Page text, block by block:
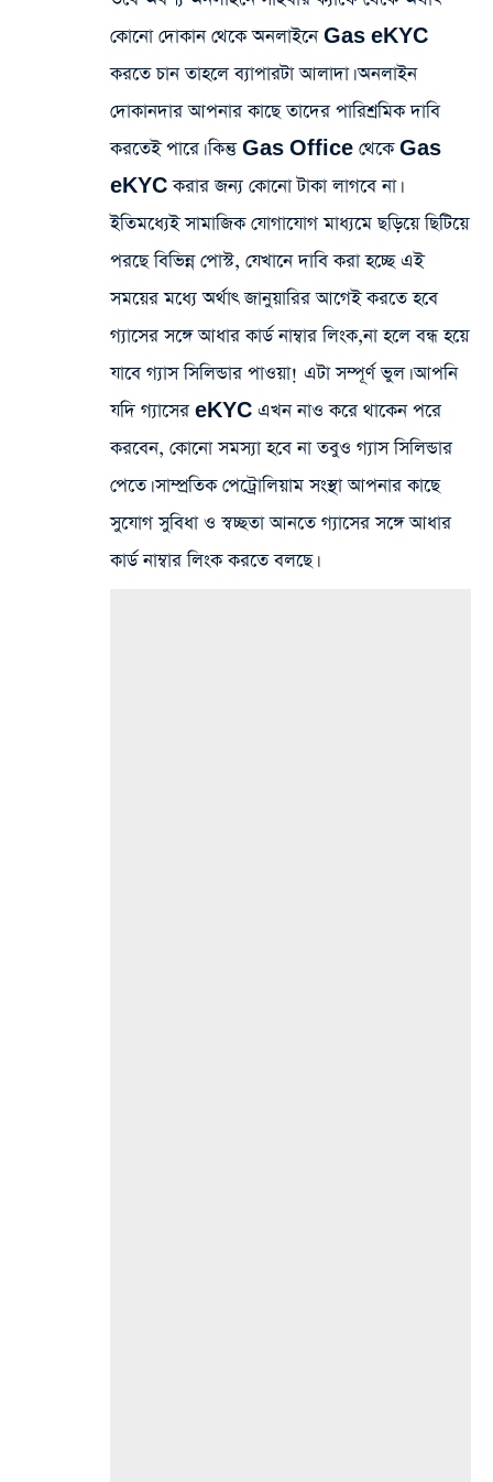
কোনো দোকান থেকে অনলাইনে Gas eKYC
করতে চান তাহলে ব্যাপারটা আলাদা। অনলাইন
দোকানদার আপনার কাছে তাদের পারিশ্রমিক দাবি
করতেই পারে। কিন্তু Gas Office থেকে Gas
eKYC করার জন্য কোনো টাকা লাগবে না।
ইতিমধ্যেই সামাজিক যোগাযোগ মাধ্যমে ছড়িয়ে ছিটিয়ে
পরছে বিভিন্ন পোস্ট, যেখানে দাবি করা হচ্ছে এই
সময়ের মধ্যে অর্থাৎ জানুয়ারির আগেই করতে হবে
গ্যাসের সঙ্গে আধার কার্ড নাম্বার লিংক,না হলে বন্ধ হয়ে
যাবে গ্যাস সিলিন্ডার পাওয়া! এটা সম্পূর্ণ ভুল। আপনি
যদি গ্যাসের eKYC এখন নাও করে থাকেন পরে
করবেন, কোনো সমস্যা হবে না তবুও গ্যাস সিলিন্ডার
পেতে। সাম্প্রতিক পেট্রোলিয়াম সংস্থা আপনার কাছে
সুযোগ সুবিধা ও স্বচ্ছতা আনতে গ্যাসের সঙ্গে আধার
কার্ড নাম্বার লিংক করতে বলছে।